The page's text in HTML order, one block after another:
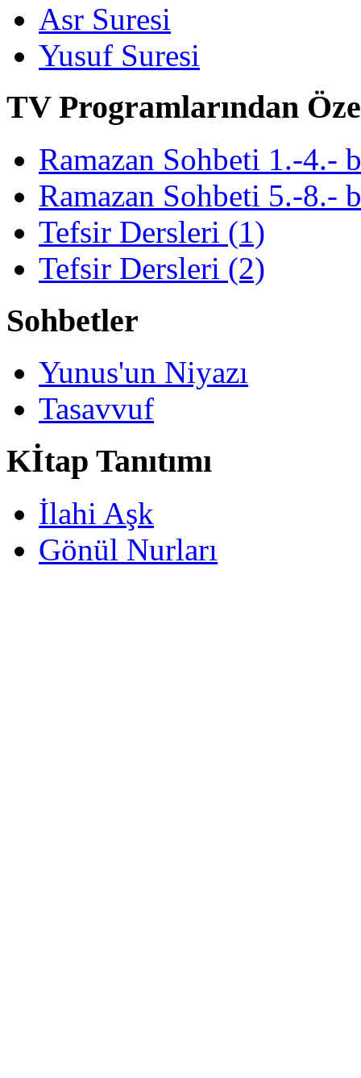
Asr Suresi
Yusuf Suresi
TV Programlarından
Ramazan Sohbeti 1.-4.-
Ramazan Sohbeti 5.-8.-
Tefsir Dersleri (1)
Tefsir Dersleri (2)
Sohbetler
Yunus'un Niyazı
Tasavvuf
Kİtap Tanıtımı
İlahi Aşk
Gönül Nurları